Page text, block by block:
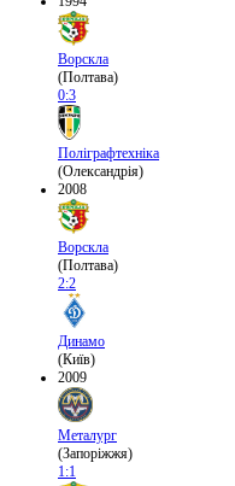
Ворскла
(Полтава)
0:3
Поліграфтехніка
(Олександрія)
2008
Ворскла
(Полтава)
2:2
Динамо
(Київ)
2009
Металург
(Запоріжжя)
1:1